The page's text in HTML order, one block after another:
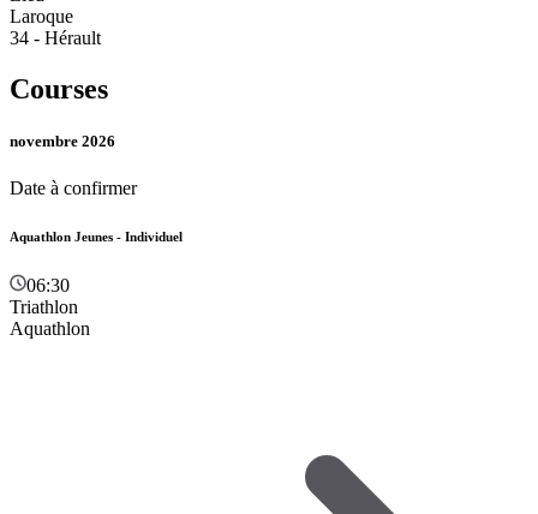
Laroque
34 - Hérault
Courses
novembre 2026
Date à confirmer
Aquathlon Jeunes - Individuel
06:30
Triathlon
Aquathlon